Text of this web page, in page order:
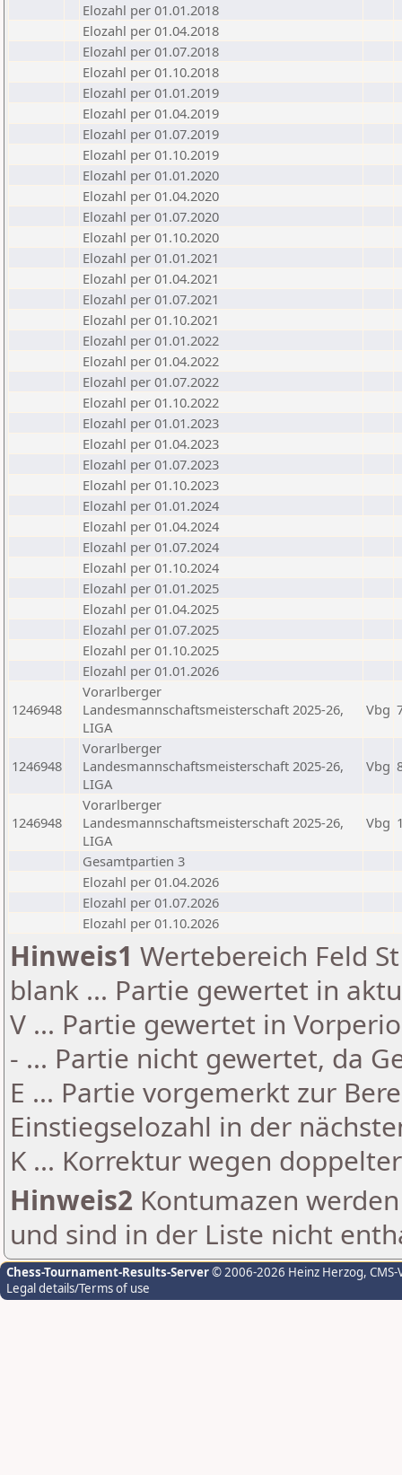
Elozahl per 01.01.2018
Elozahl per 01.04.2018
Elozahl per 01.07.2018
Elozahl per 01.10.2018
Elozahl per 01.01.2019
Elozahl per 01.04.2019
Elozahl per 01.07.2019
Elozahl per 01.10.2019
Elozahl per 01.01.2020
Elozahl per 01.04.2020
Elozahl per 01.07.2020
Elozahl per 01.10.2020
Elozahl per 01.01.2021
Elozahl per 01.04.2021
Elozahl per 01.07.2021
Elozahl per 01.10.2021
Elozahl per 01.01.2022
Elozahl per 01.04.2022
Elozahl per 01.07.2022
Elozahl per 01.10.2022
Elozahl per 01.01.2023
Elozahl per 01.04.2023
Elozahl per 01.07.2023
Elozahl per 01.10.2023
Elozahl per 01.01.2024
Elozahl per 01.04.2024
Elozahl per 01.07.2024
Elozahl per 01.10.2024
Elozahl per 01.01.2025
Elozahl per 01.04.2025
Elozahl per 01.07.2025
Elozahl per 01.10.2025
Elozahl per 01.01.2026
1246948
Vorarlberger
Landesmannschaftsmeisterschaft 2025-26,
LIGA
Vbg
1246948
Vorarlberger
Landesmannschaftsmeisterschaft 2025-26,
LIGA
Vbg
1246948
Vorarlberger
Landesmannschaftsmeisterschaft 2025-26,
LIGA
Vbg
Gesamtpartien 3
Elozahl per 01.04.2026
Elozahl per 01.07.2026
Elozahl per 01.10.2026
Hinweis1 Wertebereich Feld
blank ... Partie gewertet in
V ... Partie gewertet in
- ... Partie nicht gewertet, da
E ... Partie vorgemerkt zur
Einstiegselozahl in der
K ... Korrektur wegen
Hinweis2 Kontumazen
und sind in der Liste nicht
Chess-Tournament-Results-Server© 2006-2026 Heinz Herzog,
Legal details/Terms of use